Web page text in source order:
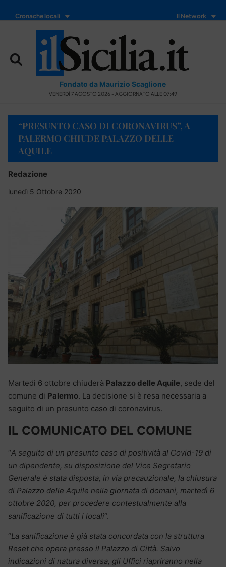
Cronache locali Il Network
Fondato da Maurizio Scaglione
VENERDÌ 7 AGOSTO 2026 - AGGIORNATO ALLE 07:49
“PRESUNTO CASO DI CORONAVIRUS”, A
PALERMO CHIUDE PALAZZO DELLE
AQUILE
Redazione
lunedì 5 Ottobre 2020
Martedì 6 ottobre chiuderà Palazzo delle Aquile, sede del
comune di Palermo. La decisione si è resa necessaria a
seguito di un presunto caso di coronavirus.
IL COMUNICATO DEL COMUNE
“A seguito di un presunto caso di positività al Covid-19 di
un dipendente, su disposizione del Vice Segretario
Generale è stata disposta, in via precauzionale, la chiusura
di Palazzo delle Aquile nella giornata di domani, martedì 6
ottobre 2020, per procedere contestualmente alla
sanificazione di tutti i locali“.
“La sanificazione è già stata concordata con la struttura
Reset che opera presso il Palazzo di Città. Salvo
indicazioni di natura diversa, gli Uffici riapriranno nella